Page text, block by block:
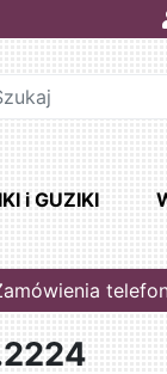
i GUZIKI